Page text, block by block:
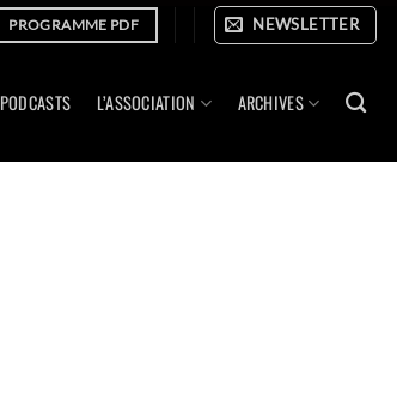
PROGRAMME PDF NEWSLETTER
PODCASTS L’ASSOCIATION ARCHIVES